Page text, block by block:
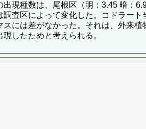
現種数は、尾根区（明：3.45 暗：
査区によって変化した。コドラー
には差がなかった。それは、外来
したためと考えられる。